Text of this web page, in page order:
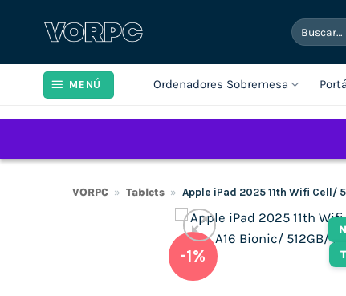
Buscar
por:
MENÚ Ordenadores Sobremesa
VORPC » Tablets » Apple iPad 2025 11th Wifi Cell/
-1%